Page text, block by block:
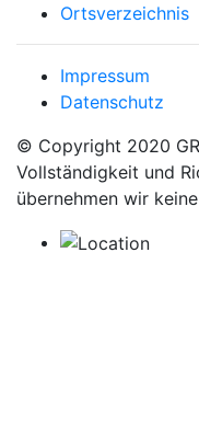
Ortsverzeichnis
Impressum
Datenschutz
© Copyright 2020
Vollständigkeit und
übernehmen wir